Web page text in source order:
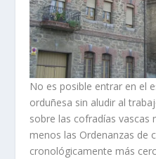
No es posible entrar en el
orduñesa sin aludir al
sobre las cofradí­as vascas
menos las Ordenanzas de
cronológicamente más